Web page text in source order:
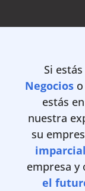
Si
Negocios
estás
nuestra
su
imparcial
empresa y
el